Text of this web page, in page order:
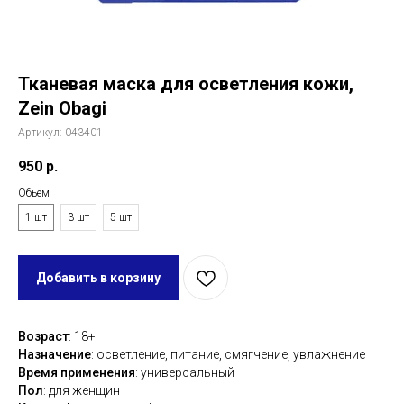
Тканевая маска для осветления кожи,
Zein Obagi
Артикул: 043401
950 р.
Обьем
1 шт
3 шт 5 шт
Добавить в корзину
Возраст: 18+
Назначение: осветление, питание, смягчение, увлажнение
Время применения: универсальный
Пол: для женщин